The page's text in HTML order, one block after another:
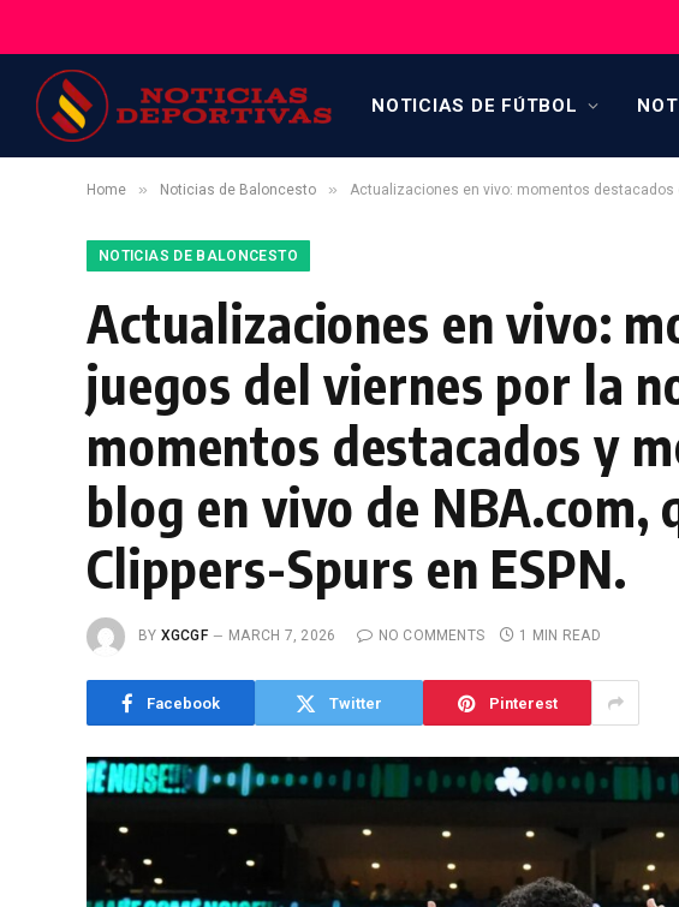
NOTICIAS DE FÚTBOL
Home » Noticias de Baloncesto » Actualizaciones en vivo: momentos destacados de los 7 juegos
NOTICIAS DE BALONCESTO
Actualizaciones en vivo:
juegos del viernes por la
momentos destacados y
blog en vivo de NBA.com,
Clippers-Spurs en ESPN.
BY XGCGF MARCH 7, 2026 NO COMMENTS 1 MIN READ
Facebook Twitter Pinterest